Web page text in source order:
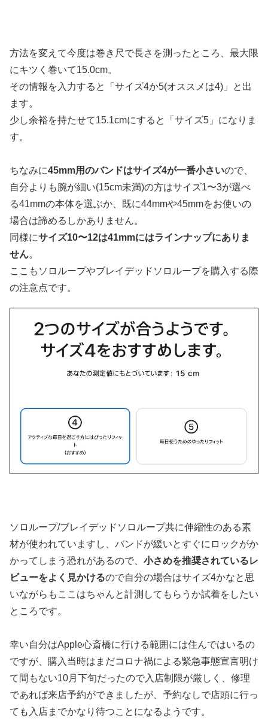
方法を変えて今度は巻き尺で長さを測ったところ、最大限
にキツく巻いて15.0cm。
その情報を入力すると「サイズ4か5(オススメは4)」と出
ます。
少し余裕を持たせて15.1cmにすると「サイズ5」になりま
す。
ちなみに45mm用のバンドはサイズ4が一番小さいので、
自分よりも腕が細い(15cm未満)の方はサイズ1〜3が選べ
る41mmの本体を選ぶか、既に44mmや45mmをお使いの
場合は諦めるしかありません。
同様にサイズ10〜12は41mmにはラインナップにありま
せん。
ここもソロループやブレイデッドソロループを購入する際
の注意点です。
ソロループ/ブレイデッドソロループ共に伸縮性のある素
材が使われていますし、バンドが緩いとすぐにロックがか
かってしまう恐れがあるので、 小さめを推奨されているレ
ビューをよく見かけるので自分の場合はサイズ4かなと思
いながらもここはちゃんと計測してもらうか試着をしたい
ところです。
幸い自分はApple心斎橋に行ける範囲には住んではいるの
ですが、購入当時はまだコロナ禍による緊急事態宣言明け
て間もない10月下旬だったので入店制限が厳しく、修理
であれば来店予約ができましたが、予約なしで店頭に行っ
ても入店までかなり待つことになるようです。